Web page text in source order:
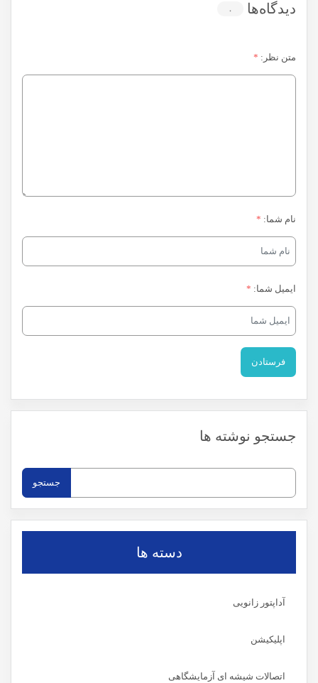
دیدگاه‌ها ۰
متن نظر: *
نام شما: *
ایمیل شما: *
جستجو نوشته ها
برای:
دسته ها
آداپتور زانویی
اپلیکیشن
اتصالات شیشه ای آزمایشگاهی